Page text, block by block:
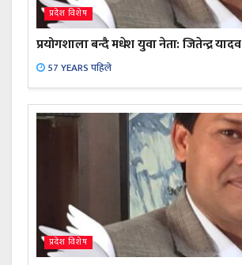
प्रदेश विशेष
प्रयोगशाला बन्दै मधेश युवा नेता: जितेन्द्र यादव
57 YEARS पहिले
प्रदेश विशेष